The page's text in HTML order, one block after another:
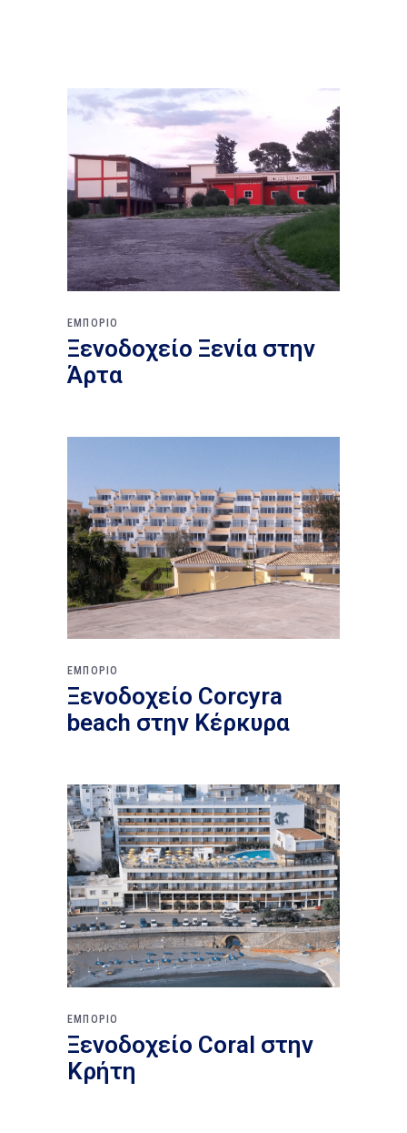
ΕΜΠΟΡΙΟ
Ξενοδοχείο Ξενία στην
Άρτα
ΕΜΠΟΡΙΟ
Ξενοδοχείο Corcyra
beach στην Κέρκυρα
ΕΜΠΟΡΙΟ
Ξενοδοχείο Cοral στην
Κρήτη